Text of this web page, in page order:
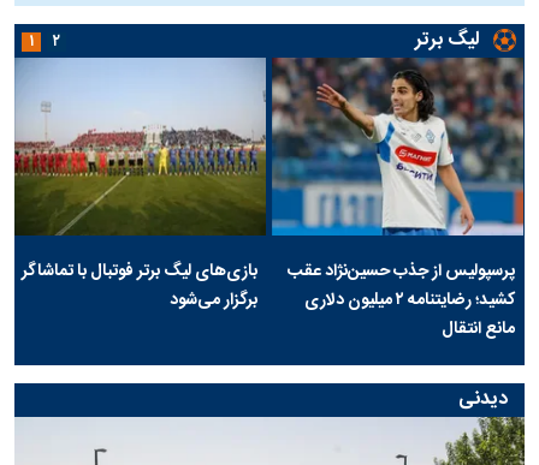
لیگ برتر
پرسپولیس از جذب حسین‌نژاد عقب
کشید؛ رضایتنامه ۲ میلیون دلاری
مانع انتقال
بازی‌های لیگ برتر فوتبال با تماشاگر
برگزار می‌شود
۱ ۲
دیدنی